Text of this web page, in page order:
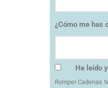
¿Cómo me has
He leído
Romper Cadenas